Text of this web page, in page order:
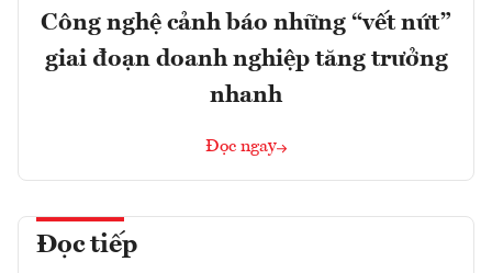
Công nghệ cảnh báo những “vết nứt”
giai đoạn doanh nghiệp tăng trưởng
nhanh
Đọc ngay
Đọc tiếp